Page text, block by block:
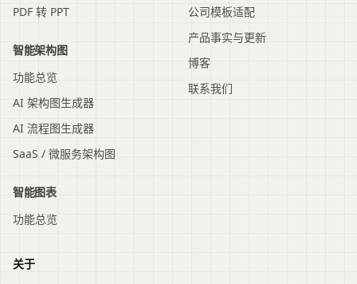
PDF 转 PPT
智能架构图
功能总览
AI 架构图生成器
AI 流程图生成器
SaaS / 微服务架构图
智能图表
功能总览
公司模板适配
产品事实与更新
博客
联系我们
关于